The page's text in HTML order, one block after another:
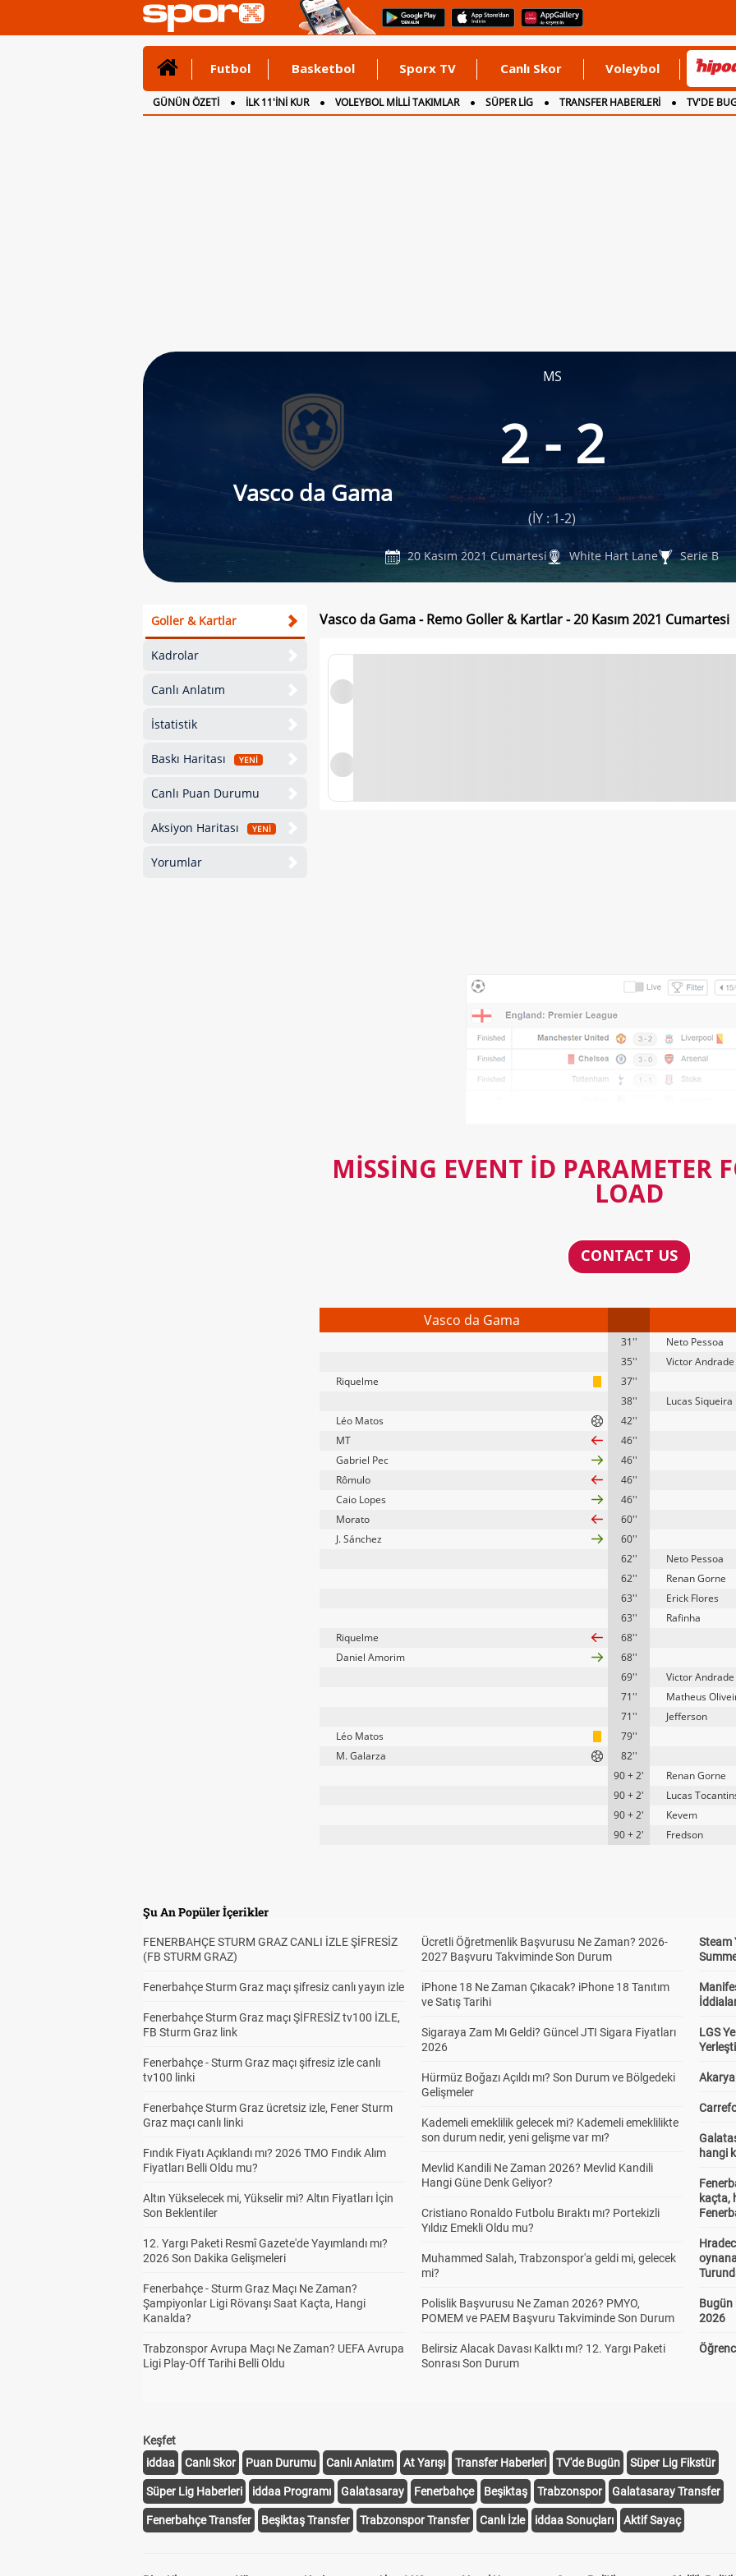
Futbol Basketbol Sporx TV Canlı Skor Voleybol
GÜNÜN ÖZETİ İLK 11'İNİ KUR VOLEYBOL MİLLİ TAKIMLAR SÜPER LİG TRANSFER HABERLERİ
TV'DE
CANLI ANLATIM
İNGİLTERE
MS
Vasco da Gama
2 - 2
(İY : 1-2)
20 Kasım 2021 Cumartesi White Hart Lane Serie B
Goller & Kartlar
Kadrolar
Canlı Anlatım
İstatistik
Baskı Haritası YENİ
Canlı Puan Durumu
Aksiyon Haritası YENİ
Yorumlar
Vasco da Gama - Remo Goller & Kartlar - 20 Kasım 2021 Cumartesi
MISSING EVENT ID PARAMETER
LOAD
CONTACT US
Vasco da Gama
31''
Neto Pessoa
35''
Victor Andrade
Riquelme
37''
38''
Lucas Siqueira
Léo Matos
42''
MT
46''
Gabriel Pec
46''
Rômulo
46''
Caio Lopes
46''
Morato
60''
J. Sánchez
60''
62''
Neto Pessoa
62''
Renan Gorne
63''
Erick Flores
63''
Rafinha
Riquelme
68''
Daniel Amorim
68''
69''
Victor Andrade
71''
Matheus
71''
Jefferson
Léo Matos
79''
M. Galarza
82''
90 + 2'
Renan Gorne
90 + 2'
Lucas
90 + 2'
Kevem
90 + 2'
Fredson
Şu An Popüler İçerikler
FENERBAHÇE STURM GRAZ CANLI İZLE ŞİFRESİZ
(FB STURM GRAZ)
Fenerbahçe Sturm Graz maçı şifresiz canlı yayın izle
Fenerbahçe Sturm Graz maçı ŞİFRESİZ tv100 İZLE,
FB Sturm Graz link
Fenerbahçe - Sturm Graz maçı şifresiz izle canlı
tv100 linki
Fenerbahçe Sturm Graz ücretsiz izle, Fener Sturm
Graz maçı canlı linki
Fındık Fiyatı Açıklandı mı? 2026 TMO Fındık Alım
Fiyatları Belli Oldu mu?
Altın Yükselecek mi, Yükselir mi? Altın Fiyatları İçin
Son Beklentiler
12. Yargı Paketi Resmî Gazete'de Yayımlandı mı?
2026 Son Dakika Gelişmeleri
Fenerbahçe - Sturm Graz Maçı Ne Zaman?
Şampiyonlar Ligi Rövanşı Saat Kaçta, Hangi
Kanalda?
Trabzonspor Avrupa Maçı Ne Zaman? UEFA Avrupa
Ligi Play-Off Tarihi Belli Oldu
Ücretli Öğretmenlik Başvurusu Ne Zaman? 2026-
2027 Başvuru Takviminde Son Durum
iPhone 18 Ne Zaman Çıkacak? iPhone 18 Tanıtım
ve Satış Tarihi
Sigaraya Zam Mı Geldi? Güncel JTI Sigara Fiyatları
2026
Hürmüz Boğazı Açıldı mı? Son Durum ve Bölgedeki
Gelişmeler
Kademeli emeklilik gelecek mi? Kademeli emeklilikte
son durum nedir, yeni gelişme var mı?
Mevlid Kandili Ne Zaman 2026? Mevlid Kandili
Hangi Güne Denk Geliyor?
Cristiano Ronaldo Futbolu Bıraktı mı? Portekizli
Yıldız Emekli Oldu mu?
Muhammed Salah, Trabzonspor'a geldi mi, gelecek
mi?
Polislik Başvurusu Ne Zaman 2026? PMYO,
POMEM ve PAEM Başvuru Takviminde Son Durum
Belirsiz Alacak Davası Kalktı mı? 12. Yargı Paketi
Sonrası Son Durum
Steam
LGS
hangi
kaçta,
Bugün
2026
Keşfet
iddaa
Canlı Skor Puan Durumu Canlı Anlatım At Yarışı Transfer Haberleri TV'de Bugün Süper Lig Fikstür
Süper Lig Haberleri iddaa Programı Galatasaray Fenerbahçe Beşiktaş Trabzonspor Galatasaray Transfer
Fenerbahçe Transfer Beşiktaş Transfer Trabzonspor Transfer Canlı İzle iddaa Sonuçları Aktif Sayaç